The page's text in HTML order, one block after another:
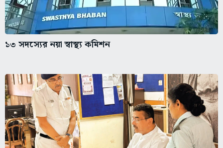
১৩ সদস্যের নয়া স্বাস্থ্য কমিশন